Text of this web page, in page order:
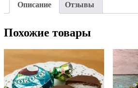
Описание Отзывы
Похожие товары